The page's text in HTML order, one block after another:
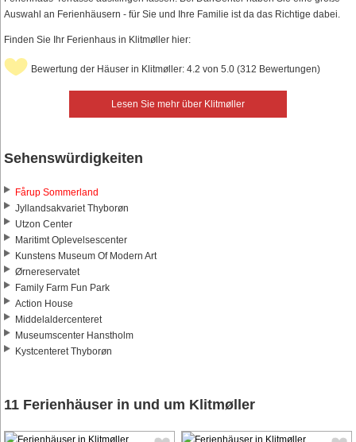
Auswahl an Ferienhäusern - für Sie und Ihre Familie ist da das Richtige dabei.
Finden Sie Ihr Ferienhaus in Klitmøller hier:
Lesen Sie mehr über Klitmøller
Bewertung der Häuser in Klitmøller: 4.2 von 5.0 (312 Bewertungen)
Sehenswürdigkeiten
Fårup Sommerland
Jyllandsakvariet Thyborøn
Utzon Center
Maritimt Oplevelsescenter
Kunstens Museum Of Modern Art
Ørnereservatet
Family Farm Fun Park
Action House
Middelaldercenteret
Museumscenter Hanstholm
Kystcenteret Thyborøn
11 Ferienhäuser in und um Klitmøller